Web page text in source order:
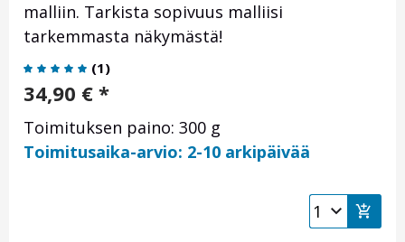
malliin. Tarkista sopivuus malliisi
tarkemmasta näkymästä!
(1)
34,90 € *
Toimituksen paino: 300 g
Toimitusaika-arvio: 2-10 arkipäivää